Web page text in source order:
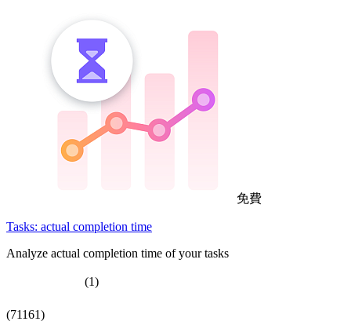
免費
Tasks: actual completion time
Analyze actual completion time of your tasks
(1)
(71161)